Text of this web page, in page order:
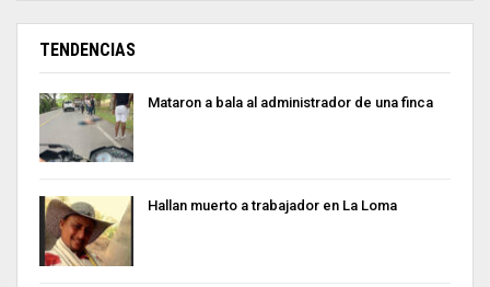
TENDENCIAS
Mataron a bala al administrador de una finca
Hallan muerto a trabajador en La Loma